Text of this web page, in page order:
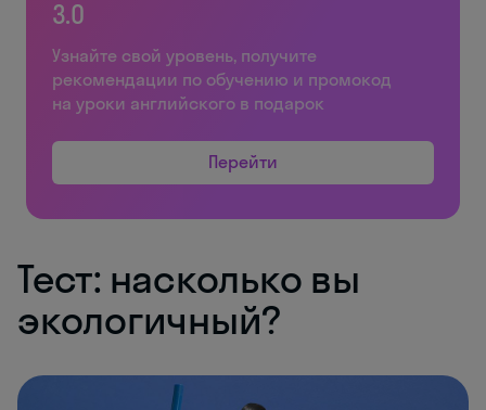
3.0
Узнайте свой уровень, получите
рекомендации по обучению и промокод
на уроки английского в подарок
Перейти
Тест: насколько вы
экологичный?